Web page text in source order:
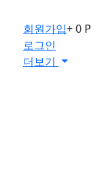
회원가입+ 0 P
로그인
더보기